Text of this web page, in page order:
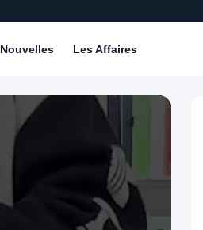
Nouvelles Les Affaires